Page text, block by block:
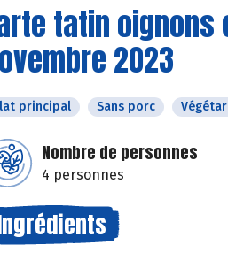
tatin oignons
2023
principal Sans porc
Nombre de personnes
4 personnes